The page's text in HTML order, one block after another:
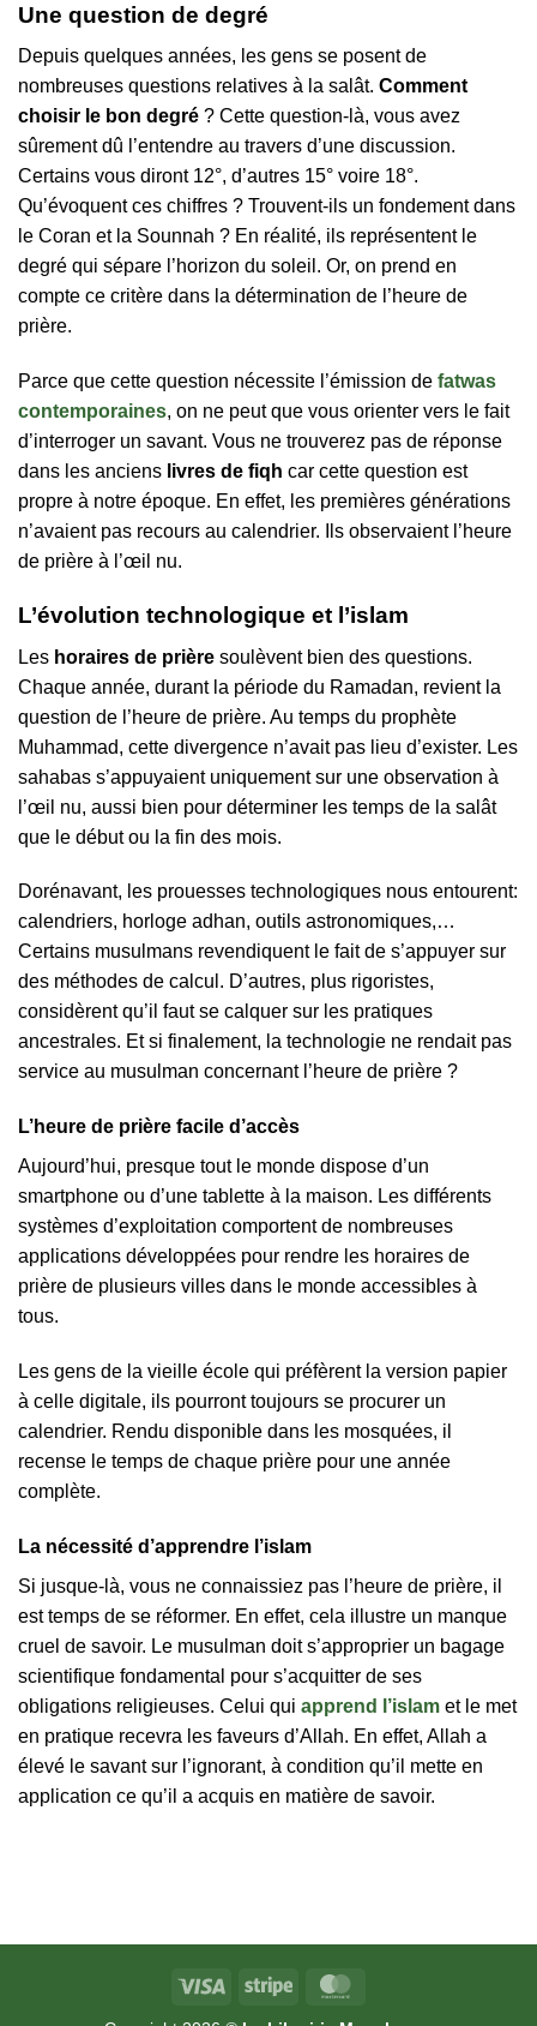
Une question de degré
Depuis quelques années, les gens se posent de
nombreuses questions relatives à la salât. Comment
choisir le bon degré ? Cette question-là, vous avez
sûrement dû l’entendre au travers d’une discussion.
Certains vous diront 12°, d’autres 15° voire 18°.
Qu’évoquent ces chiffres ? Trouvent-ils un fondement dans
le Coran et la Sounnah ? En réalité, ils représentent le
degré qui sépare l’horizon du soleil. Or, on prend en
compte ce critère dans la détermination de l’heure de
prière.
Parce que cette question nécessite l’émission de fatwas
contemporaines, on ne peut que vous orienter vers le fait
d’interroger un savant. Vous ne trouverez pas de réponse
dans les anciens livres de fiqh car cette question est
propre à notre époque. En effet, les premières générations
n’avaient pas recours au calendrier. Ils observaient l’heure
de prière à l’œil nu.
L’évolution technologique et l’islam
Les horaires de prière soulèvent bien des questions.
Chaque année, durant la période du Ramadan, revient la
question de l’heure de prière. Au temps du prophète
Muhammad, cette divergence n’avait pas lieu d’exister. Les
sahabas s’appuyaient uniquement sur une observation à
l’œil nu, aussi bien pour déterminer les temps de la salât
que le début ou la fin des mois.
Dorénavant, les prouesses technologiques nous entourent:
calendriers, horloge adhan, outils astronomiques,…
Certains musulmans revendiquent le fait de s’appuyer sur
des méthodes de calcul. D’autres, plus rigoristes,
considèrent qu’il faut se calquer sur les pratiques
ancestrales. Et si finalement, la technologie ne rendait pas
service au musulman concernant l’heure de prière ?
L’heure de prière facile d’accès
Aujourd’hui, presque tout le monde dispose d’un
smartphone ou d’une tablette à la maison. Les différents
systèmes d’exploitation comportent de nombreuses
applications développées pour rendre les horaires de
prière de plusieurs villes dans le monde accessibles à
tous.
Les gens de la vieille école qui préfèrent la version papier
à celle digitale, ils pourront toujours se procurer un
calendrier. Rendu disponible dans les mosquées, il
recense le temps de chaque prière pour une année
complète.
La nécessité d’apprendre l’islam
Si jusque-là, vous ne connaissiez pas l’heure de prière, il
est temps de se réformer. En effet, cela illustre un manque
cruel de savoir. Le musulman doit s’approprier un bagage
scientifique fondamental pour s’acquitter de ses
obligations religieuses. Celui qui apprend l’islam et le met
en pratique recevra les faveurs d’Allah. En effet, Allah a
élevé le savant sur l’ignorant, à condition qu’il mette en
application ce qu’il a acquis en matière de savoir.
Visa Stripe